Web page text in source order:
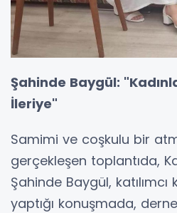
Şahinde Baygül:
İleriye"
Samimi ve coşkulu bir
gerçekleşen toplantıda,
Şahinde Baygül,
yaptığı konuşmada,